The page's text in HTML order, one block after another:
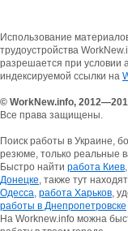
Использование
трудоустройства
разрешается при условии
индексируемой ссылки на
© WorkNew.info,
Все права защищены.
Поиск работы в Украине,
резюме, только реальные
Быстро найти работа Киев,
Донецке, также тут находят
Одесса, работа Харьков,
работы в Днепропетровске
На Worknew.info можна